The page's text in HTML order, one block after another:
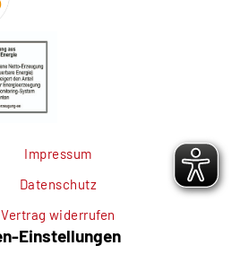
Impressum
Datenschutz
Vertrag widerrufen